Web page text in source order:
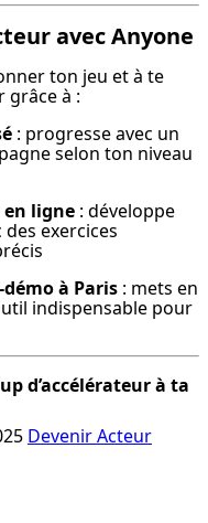
avec Anyone
ton jeu et à te
grâce à :
: progresse avec un
selon ton niveau
ligne : développe
exercices
à Paris : mets en
indispensable pour
d’accélérateur à ta
Devenir Acteur